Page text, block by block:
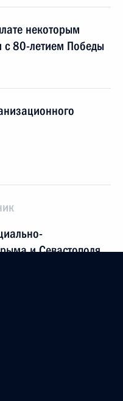
некоторым
с 80-летием Победы
и Севастополя